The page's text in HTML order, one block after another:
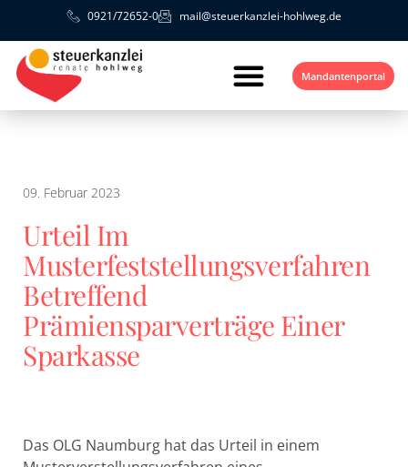
0921/72652-0 mail@steuerkanzlei-hohlweg.de
Mandantenportal
09. Februar 2023
Urteil Im
Musterfeststellungsverfahren
Betreffend
Prämiensparverträge Einer
Sparkasse
Das OLG Naumburg hat das Urteil in einem